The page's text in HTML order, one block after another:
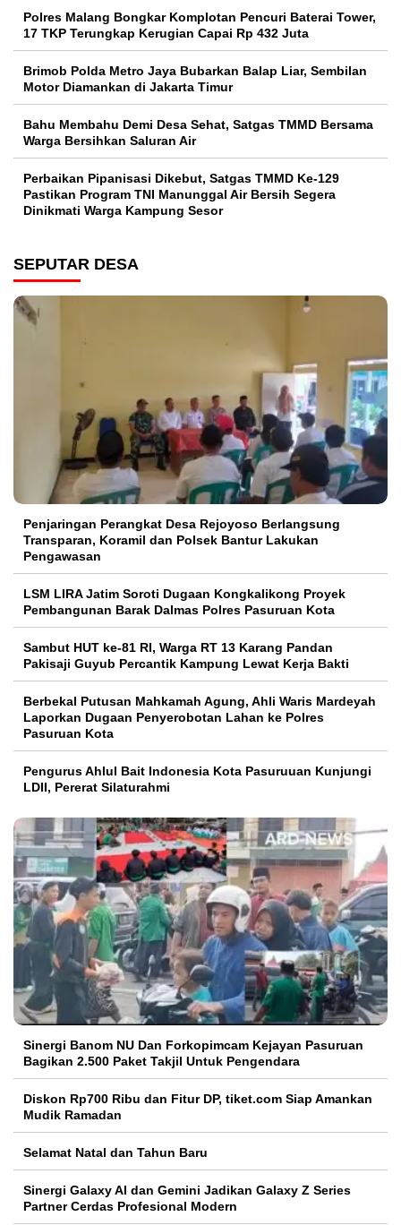
Polres Malang Bongkar Komplotan Pencuri Baterai Tower,
17 TKP Terungkap Kerugian Capai Rp 432 Juta
Brimob Polda Metro Jaya Bubarkan Balap Liar, Sembilan
Motor Diamankan di Jakarta Timur
Bahu Membahu Demi Desa Sehat, Satgas TMMD Bersama
Warga Bersihkan Saluran Air
Perbaikan Pipanisasi Dikebut, Satgas TMMD Ke-129
Pastikan Program TNI Manunggal Air Bersih Segera
Dinikmati Warga Kampung Sesor
SEPUTAR DESA
Penjaringan Perangkat Desa Rejoyoso Berlangsung
Transparan, Koramil dan Polsek Bantur Lakukan
Pengawasan
LSM LIRA Jatim Soroti Dugaan Kongkalikong Proyek
Pembangunan Barak Dalmas Polres Pasuruan Kota
Sambut HUT ke-81 RI, Warga RT 13 Karang Pandan
Pakisaji Guyub Percantik Kampung Lewat Kerja Bakti
Berbekal Putusan Mahkamah Agung, Ahli Waris Mardeyah
Laporkan Dugaan Penyerobotan Lahan ke Polres
Pasuruan Kota
Pengurus Ahlul Bait Indonesia Kota Pasuruuan Kunjungi
LDII, Pererat Silaturahmi
Sinergi Banom NU Dan Forkopimcam Kejayan Pasuruan
Bagikan 2.500 Paket Takjil Untuk Pengendara
Diskon Rp700 Ribu dan Fitur DP, tiket.com Siap Amankan
Mudik Ramadan
Selamat Natal dan Tahun Baru
Sinergi Galaxy AI dan Gemini Jadikan Galaxy Z Series
Partner Cerdas Profesional Modern